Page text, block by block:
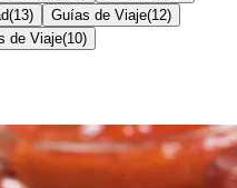
(13) Guías de Viaje(12)
de Viaje(10)